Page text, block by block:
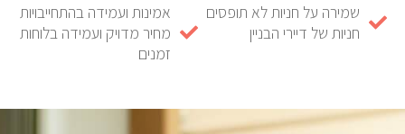
שמירה על חניות לא תופסים
חניות של דיירי הבניין
אמינות ועמידה בהתחייבויות
מחיר מדויק ועמידה בלוחות
זמנים